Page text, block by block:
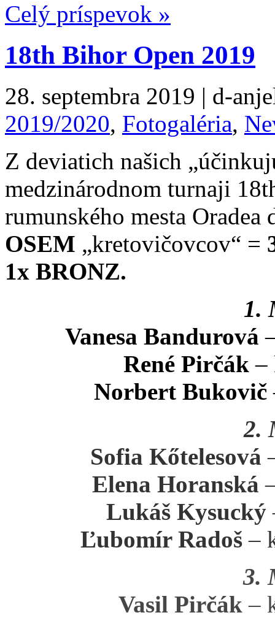
Celý príspevok »
18th Bihor Open 2019
28. septembra 2019 | d-
2019/2020, Fotogaléria,
Z deviatich našich
medzinárodnom turnaji
rumunského mesta
OSEM „kretovičovcov“ =
1x BRONZ.
1.
Vanesa Bandurová
René Pirčák –
Norbert Bukovič
2.
Sofia Kőtelesová
Elena Horanská
Lukáš Kysucký
Ľubomír Radoš–
3.
Vasil Pirčák–